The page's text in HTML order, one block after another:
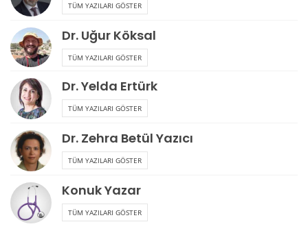
TÜM YAZILARI GÖSTER
Dr. Uğur Köksal
TÜM YAZILARI GÖSTER
Dr. Yelda Ertürk
TÜM YAZILARI GÖSTER
Dr. Zehra Betül Yazıcı
TÜM YAZILARI GÖSTER
Konuk Yazar
TÜM YAZILARI GÖSTER